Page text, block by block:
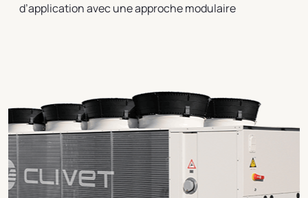
d’application avec une approche modulaire